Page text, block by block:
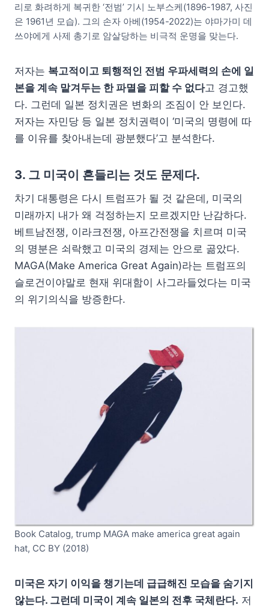
리로 화려하게 복귀한 ‘전범’ 기시 노부스케(1896-1987, 사진
은 1961년 모습). 그의 손자 아베(1954-2022)는 야마가미 데
쓰야에게 사제 총기로 암살당하는 비극적 운명을 맞는다.
저자는 복고적이고 퇴행적인 전범 우파세력의 손에 일
본을 계속 맡겨두는 한 파멸을 피할 수 없다고 경고했
다. 그런데 일본 정치권은 변화의 조짐이 안 보인다.
저자는 자민당 등 일본 정치권력이 ‘미국의 명령에 따
를 이유를 찾아내는데 광분했다’고 분석한다.
3. 그 미국이 흔들리는 것도 문제다.
차기 대통령은 다시 트럼프가 될 것 같은데, 미국의
미래까지 내가 왜 걱정하는지 모르겠지만 난감하다.
베트남전쟁, 이라크전쟁, 아프간전쟁을 치르며 미국
의 명분은 쇠락했고 미국의 경제는 안으로 곪았다.
MAGA(Make America Great Again)라는 트럼프의
슬로건이야말로 현재 위대함이 사그라들었다는 미국
의 위기의식을 방증한다.
Book Catalog, trump MAGA make america great again
hat, CC BY (2018)
미국은 자기 이익을 챙기는데 급급해진 모습을 숨기지
않는다. 그런데 미국이 계속 일본의 전후 국체란다. 저